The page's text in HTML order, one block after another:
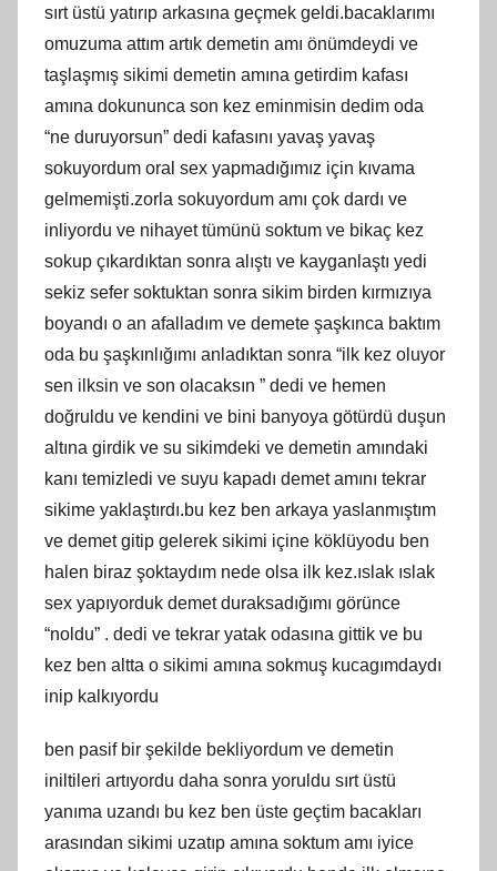
sırt üstü yatırıp arkasına geçmek geldi.bacaklarımı
omuzuma attım artık demetin amı önümdeydi ve
taşlaşmış sikimi demetin amına getirdim kafası
amına dokununca son kez eminmisin dedim oda
“ne duruyorsun” dedi kafasını yavaş yavaş
sokuyordum oral sex yapmadığımız için kıvama
gelmemişti.zorla sokuyordum amı çok dardı ve
inliyordu ve nihayet tümünü soktum ve bikaç kez
sokup çıkardıktan sonra alıştı ve kayganlaştı yedi
sekiz sefer soktuktan sonra sikim birden kırmızıya
boyandı o an afalladım ve demete şaşkınca baktım
oda bu şaşkınlığımı anladıktan sonra “ilk kez oluyor
sen ilksin ve son olacaksın ” dedi ve hemen
doğruldu ve kendini ve bini banyoya götürdü duşun
altına girdik ve su sikimdeki ve demetin amındaki
kanı temizledi ve suyu kapadı demet amını tekrar
sikime yaklaştırdı.bu kez ben arkaya yaslanmıştım
ve demet gitip gelerek sikimi içine köklüyodu ben
halen biraz şoktaydım nede olsa ilk kez.ıslak ıslak
sex yapıyorduk demet duraksadığımı görünce
“noldu” . dedi ve tekrar yatak odasına gittik ve bu
kez ben altta o sikimi amına sokmuş kucagımdaydı
inip kalkıyordu
ben pasif bir şekilde bekliyordum ve demetin
iniltileri artıyordu daha sonra yoruldu sırt üstü
yanıma uzandı bu kez ben üste geçtim bacakları
arasından sikimi uzatıp amına soktum amı iyice